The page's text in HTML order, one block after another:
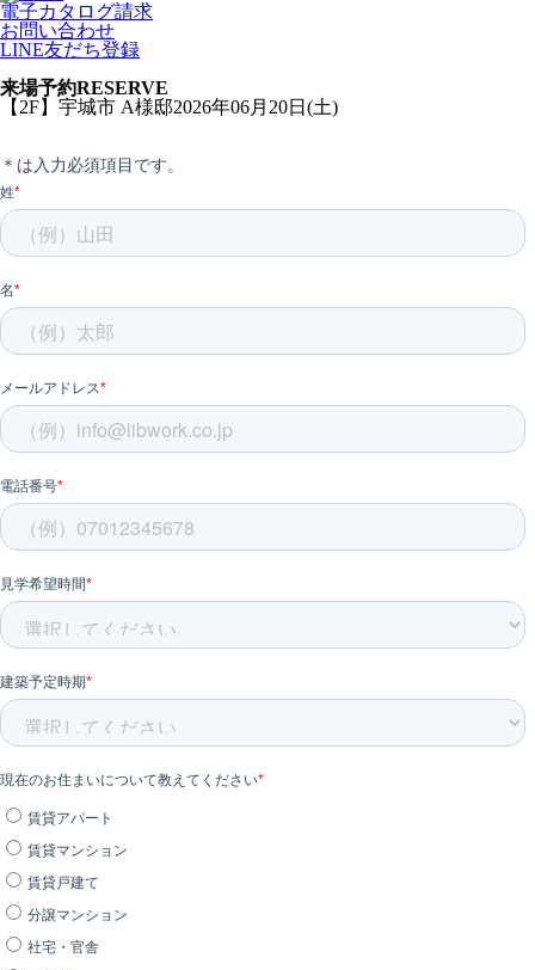
電子カタログ請求
お問い合わせ
LINE友だち登録
来場予約RESERVE
【2F】宇城市 A様邸2026年06月20日(土)